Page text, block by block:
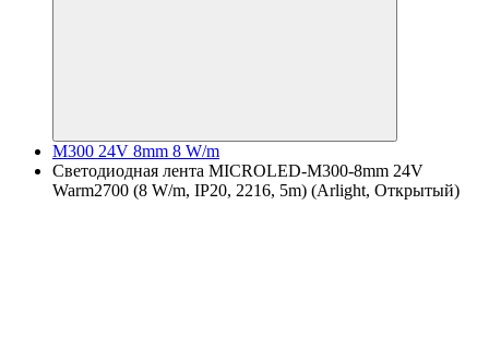
M300 24V 8mm 8 W/m
Светодиодная лента MICROLED-M300-8mm 24V
Warm2700 (8 W/m, IP20, 2216, 5m) (Arlight, Открытый)